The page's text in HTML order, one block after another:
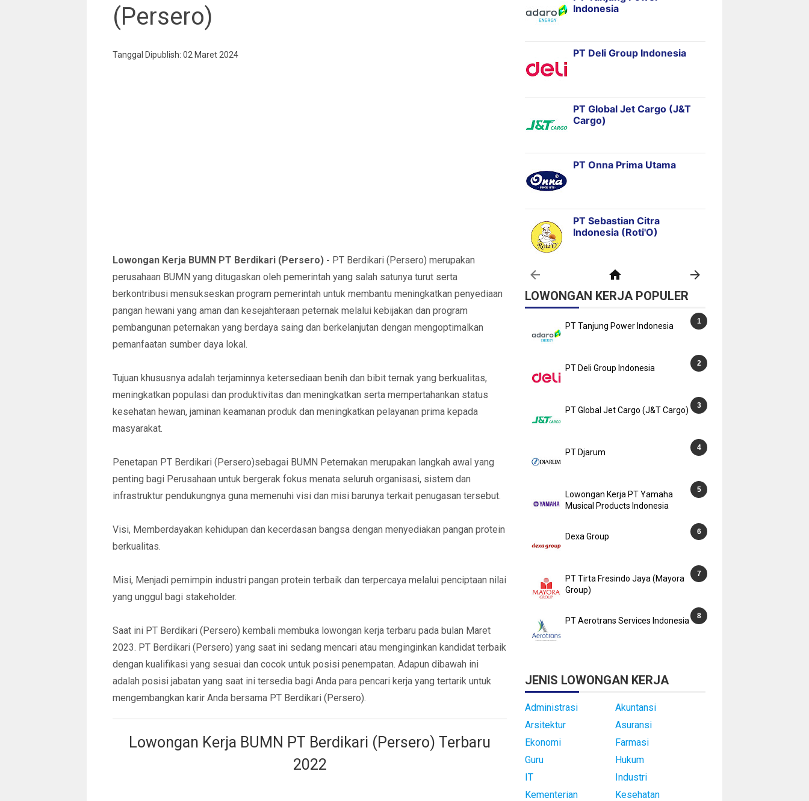
(Persero)
Tanggal Dipublish: 02 Maret 2024
Lowongan Kerja BUMN PT Berdikari (Persero) - PT Berdikari (Persero) merupakan
perusahaan BUMN yang ditugaskan oleh pemerintah yang salah satunya turut serta
berkontribusi mensukseskan program pemerintah untuk membantu meningkatkan penyediaan
pangan hewani yang aman dan kesejahteraan peternak melalui kebijakan dan program
pembangunan peternakan yang berdaya saing dan berkelanjutan dengan mengoptimalkan
pemanfaatan sumber daya lokal.
Tujuan khususnya adalah terjaminnya ketersediaan benih dan bibit ternak yang berkualitas,
meningkatkan populasi dan produktivitas dan meningkatkan serta mempertahankan status
kesehatan hewan, jaminan keamanan produk dan meningkatkan pelayanan prima kepada
masyarakat.
Penetapan PT Berdikari (Persero)sebagai BUMN Peternakan merupakan langkah awal yang
penting bagi Perusahaan untuk bergerak fokus menata seluruh organisasi, sistem dan
infrastruktur pendukungnya guna memenuhi visi dan misi barunya terkait penugasan tersebut.
Visi, Memberdayakan kehidupan dan kecerdasan bangsa dengan menyediakan pangan protein
berkualitas.
Misi, Menjadi pemimpin industri pangan protein terbaik dan terpercaya melalui penciptaan nilai
yang unggul bagi stakeholder.
Saat ini PT Berdikari (Persero) kembali membuka lowongan kerja terbaru pada bulan Maret
2023. PT Berdikari (Persero) yang saat ini sedang mencari atau menginginkan kandidat terbaik
dengan kualifikasi yang sesuai dan cocok untuk posisi penempatan. Adapun dibawah ini
adalah posisi jabatan yang saat ini tersedia bagi Anda para pencari kerja yang tertarik untuk
mengembangkan karir Anda bersama PT Berdikari (Persero).
Lowongan Kerja BUMN PT Berdikari (Persero) Terbaru
2022
LOWONGAN KERJA POPULER
PT Tanjung Power Indonesia
PT Deli Group Indonesia
PT Global Jet Cargo (J&T Cargo)
PT Djarum
Lowongan Kerja PT Yamaha
Musical Products Indonesia
Dexa Group
PT Tirta Fresindo Jaya (Mayora
Group)
PT Aerotrans Services Indonesia
JENIS LOWONGAN KERJA
Administrasi
Akuntansi
Arsitektur
Asuransi
Ekonomi
Farmasi
Guru
Hukum
IT
Industri
Kementerian
Kesehatan